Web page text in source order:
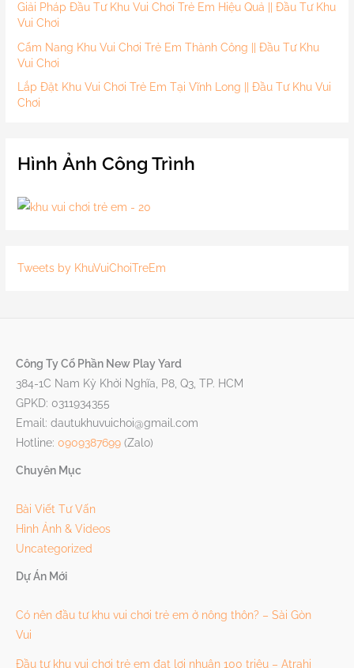
Giải Pháp Đầu Tư Khu Vui Chơi Trẻ Em Hiệu Quả || Đầu Tư Khu
Vui Chơi
Cẩm Nang Khu Vui Chơi Trẻ Em Thành Công || Đầu Tư Khu
Vui Chơi
Lắp Đặt Khu Vui Chơi Trẻ Em Tại Vĩnh Long || Đầu Tư Khu Vui
Chơi
Hình Ảnh Công Trình
Tweets by KhuVuiChoiTreEm
Công Ty Cổ Phần New Play Yard
384-1C Nam Kỳ Khởi Nghĩa, P8, Q3, TP. HCM
GPKD: 0311934355
Email: dautukhuvuichoi@gmail.com
Hotline: 0909387699 (Zalo)
Chuyên Mục
Bài Viết Tư Vấn
Hình Ảnh & Videos
Uncategorized
Dự Án Mới
Có nên đầu tư khu vui chơi trẻ em ở nông thôn? – Sài Gòn
Vui
Đầu tư khu vui chơi trẻ em đạt lợi nhuận 100 triệu – Atrahi